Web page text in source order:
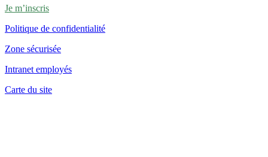
Je m’inscris
Politique de confidentialité
Zone sécurisée
Intranet employés
Carte du site